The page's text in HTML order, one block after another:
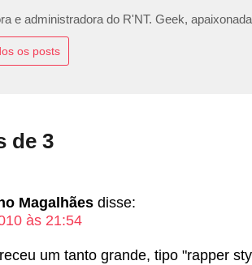
e administradora do R'NT. Geek,
os posts
de 3
Magalhães disse:
às 21:54
um tanto grande, tipo "rapper